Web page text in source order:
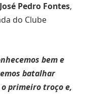
José Pedro Fontes,
do Clube
bem e
batalhar
primeiro troço e,